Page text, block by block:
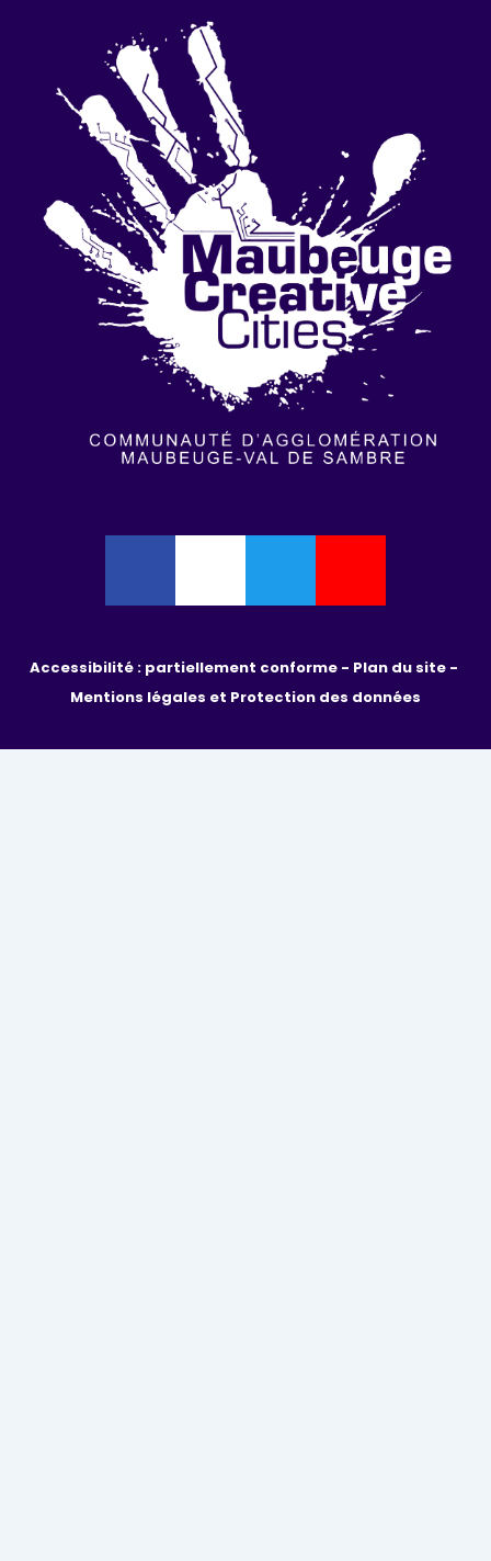
Accessibilité : partiellement conforme -
Mentions légales et Protection des données